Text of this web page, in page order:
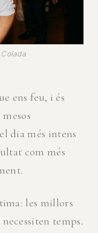
ens feu, i és
dia més intens
com més
les millors
temps.